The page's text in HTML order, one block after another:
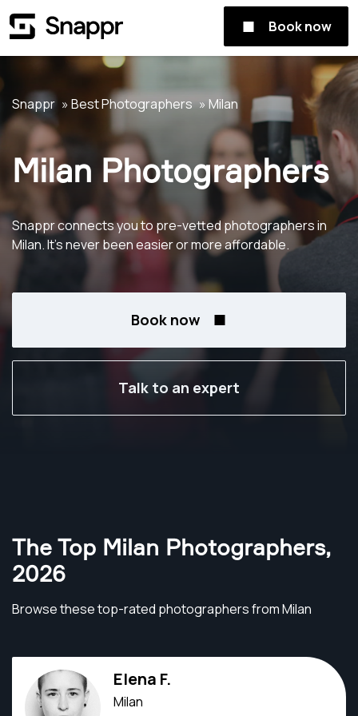
Book now
Snappr Best Photographers Milan
Milan Photographers
Snappr connects you to pre-vetted photographers in
Milan. It's never been easier or more affordable.
Book now
Talk to an expert
The Top Milan Photographers,
2026
Browse these top-rated photographers from Milan
Elena F.
Milan